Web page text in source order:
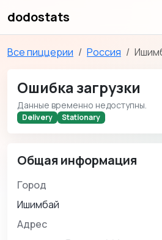
dodostats
Все пиццерии Россия
Ошибка загрузки
Данные временно недоступны.
Delivery Stationary
Общая информация
Город
Ишимбай
Адрес